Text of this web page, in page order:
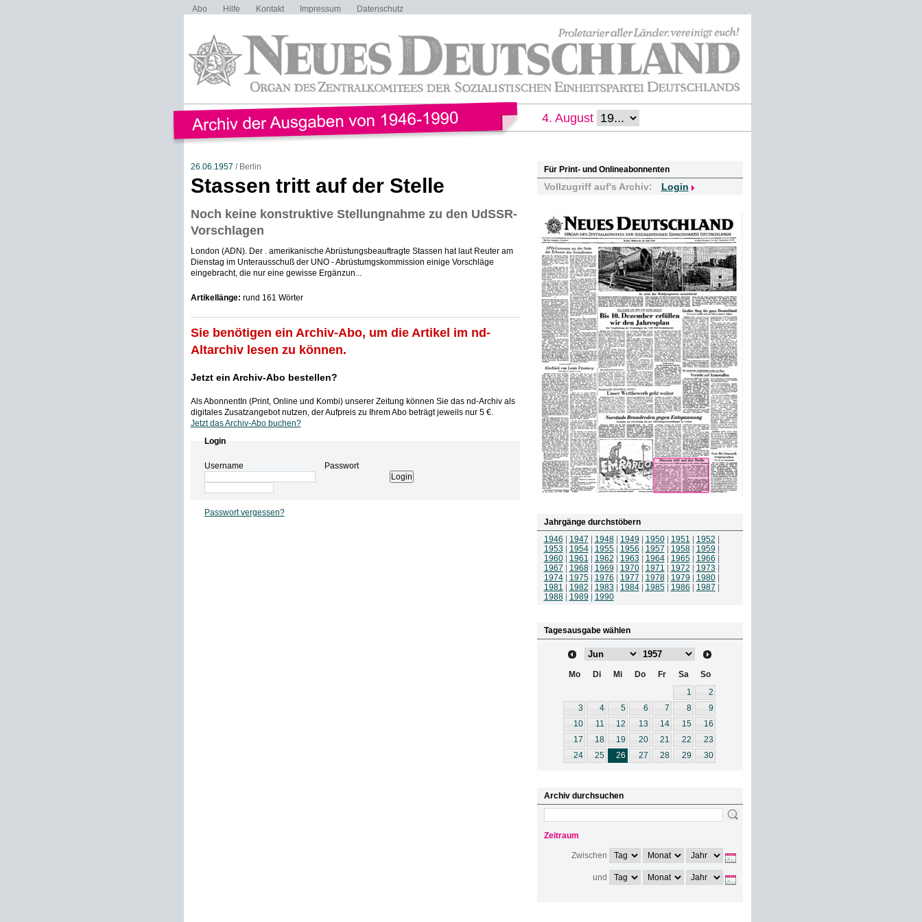
Abo Hilfe Kontakt Impressum Datenschutz
4. August
26.06.1957 / Berlin
Stassen tritt auf der Stelle
Noch keine konstruktive Stellungnahme zu den UdSSR-
Vorschlagen
London (ADN). Der . amerikanische Abrüstungsbeauftragte Stassen hat laut Reuter am
Dienstag im Unterausschuß der UNO - Abrüstumgskommission einige Vorschläge
eingebracht, die nur eine gewisse Ergänzun...
Artikellänge: rund 161 Wörter
Sie benötigen ein Archiv-Abo, um die Artikel im nd-
Altarchiv lesen zu können.
Jetzt ein Archiv-Abo bestellen?
Als AbonnentIn (Print, Online und Kombi) unserer Zeitung können Sie das nd-Archiv als
digitales Zusatzangebot nutzen, der Aufpreis zu Ihrem Abo beträgt jeweils nur 5 €.
Jetzt das Archiv-Abo buchen?
Login
Username Passwort
Passwort vergessen?
Für Print- und Onlineabonnenten
Vollzugriff auf's Archiv: Login
Jahrgänge durchstöbern
1946
1947 1948| 1949 1950| 1951 1952
1953
1954| 1955| 1956 1957 1958| 1959
1960| 1961 1962 1963 1964| 1965| 1966
1967
1968| 1969 1970| 1971 1972 1973
1974| 1975| 1976 1977 1978| 1979 1980|
1981
1982 1983 1984| 1985| 1986 1987
1988| 1989 1990
Tagesausgabe wählen
Mo Di Mi Do Fr Sa
So
1
2
3
4 5 6 7 8
9
10
11 12 13 14 15
16
17
18 19 20 21 22
23
24
25 26 27 28 29 30
Archiv durchsuchen
Zeitraum
Zwischen
und